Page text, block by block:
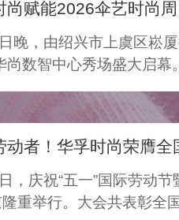
裹住情
将“家的温
料，无需
雾，便能
家软意，
成为接住
。
尚赋能2026伞艺时尚
晚，由绍兴市上虞区崧
尚数智中心秀场盛大启幕
动者！华孚时尚荣膺
，庆祝“五一”国际劳动
重举行。大会共表彰全